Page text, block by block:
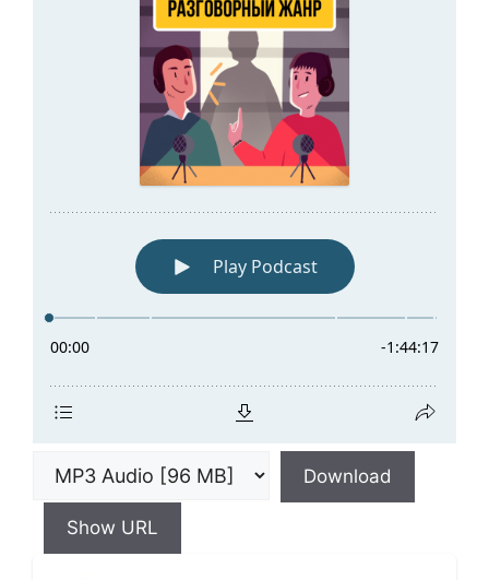
Download
Show URL